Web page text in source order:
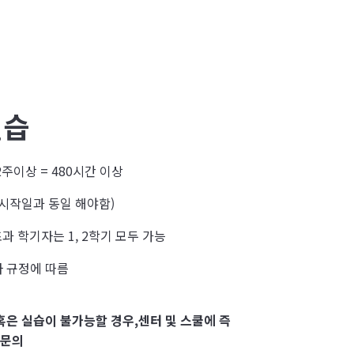
이상 = 480시간 이상
작일과 동일 해야함)
학기자는 1, 2학기 모두 가능
규정에 따름
실습이 불가능할 경우,센터 및 스쿨에 즉
의